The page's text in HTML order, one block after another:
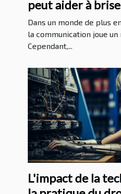
peut aider à
linguistiques
Dans un monde de plus
la communication joue
Cependant,...
L'impact de la